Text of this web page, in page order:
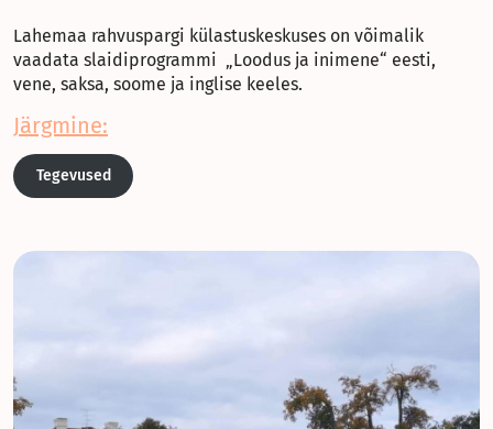
Lahemaa rahvuspargi külastuskeskuses on võimalik
vaadata slaidiprogrammi „Loodus ja inimene“ eesti,
vene, saksa, soome ja inglise keeles.
Järgmine:
Tegevused